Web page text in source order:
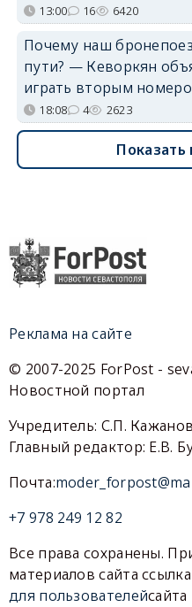
13:00 16 6420
Почему наш
пути? — Кеворкян
играть вторым
18:08 4 2623
Показать
Реклама на сайте
© 2007-2025 ForPost -
Новостной портал
Учредитель: С.П. Кажанов
Главный редактор: Е.В.
Почта:
+7 978 249 12 82
Все права сохранены.
материалов сайта
для пользователейсайта